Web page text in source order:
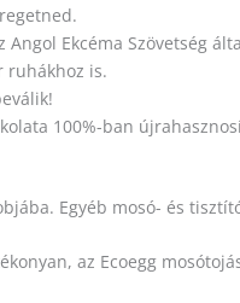
Ekcéma Szövetség
ruhákhoz is.
100%-ban
Egyéb mosó- és
az Ecoegg